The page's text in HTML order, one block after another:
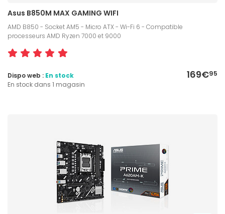
Asus B850M MAX GAMING WIFI
AMD B850 - Socket AM5 - Micro ATX - Wi-Fi 6 - Compatible
processeurs AMD Ryzen 7000 et 9000
169€95
Dispo web : En stock
En stock dans 1 magasin